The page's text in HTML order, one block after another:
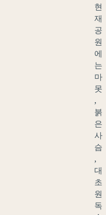
현
재
공
원
에
는
마
못
,
붉
은
사
슴
,
대
초
원
독